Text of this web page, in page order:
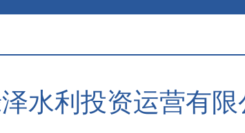
水利投资运营有